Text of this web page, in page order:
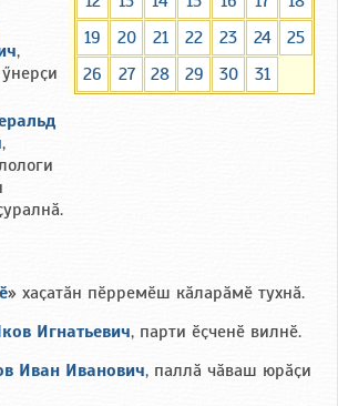
19
20 21 22 23 24
25
26
27 28 29 30 31
,
,
» хаҫатӑн пӗрремӗш кӑларӑмӗ тухнӑ.
Игнатьевич, парти ӗҫченӗ вилнӗ.
Иван Иванович, паллӑ чӑваш юрӑҫи